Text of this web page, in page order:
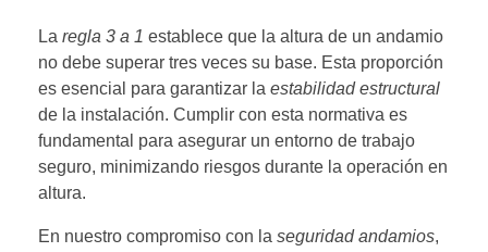
La regla 3 a 1 establece que la altura de un andamio
no debe superar tres veces su base. Esta proporción
es esencial para garantizar la estabilidad estructural
de la instalación. Cumplir con esta normativa es
fundamental para asegurar un entorno de trabajo
seguro, minimizando riesgos durante la operación en
altura.
En nuestro compromiso con la seguridad andamios,